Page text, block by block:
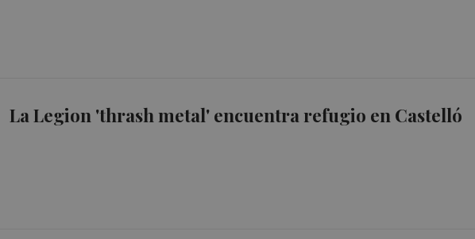
La Legion 'thrash metal' encuentra refugio en Castelló